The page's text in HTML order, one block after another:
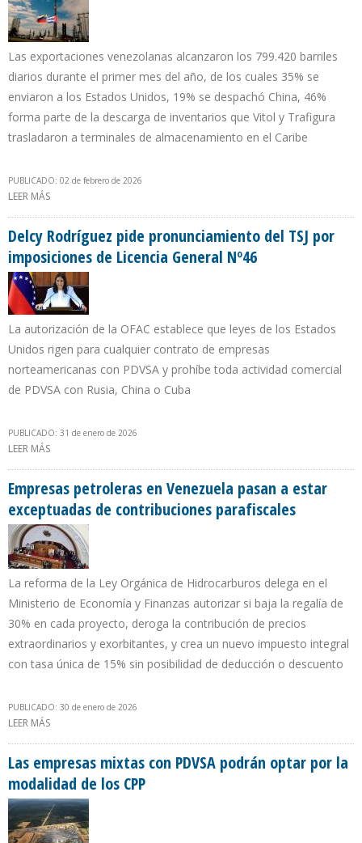
Las exportaciones venezolanas alcanzaron los 799.420 barriles
diarios durante el primer mes del año, de los cuales 35% se
enviaron a los Estados Unidos, 19% se despachó China, 46%
forma parte de la descarga de inventarios que Vitol y Trafigura
trasladaron a terminales de almacenamiento en el Caribe
PUBLICADO: 02 de febrero de 2026
LEER MÁS
2026
Delcy Rodríguez pide pronunciamiento del TSJ por
imposiciones de Licencia General Nº46
La autorización de la OFAC establece que leyes de los Estados
Unidos rigen para cualquier contrato de empresas
norteamericanas con PDVSA y prohíbe toda actividad comercial
de PDVSA con Rusia, China o Cuba
PUBLICADO: 31 de enero de 2026
LEER MÁS
Empresas petroleras en Venezuela pasan a estar
exceptuadas de contribuciones parafiscales
La reforma de la Ley Orgánica de Hidrocarburos delega en el
Ministerio de Economía y Finanzas autorizar si baja la regalía de
30% en cada proyecto, deroga la contribución de precios
extraordinarios y exorbitantes, y crea un nuevo impuesto integral
con tasa única de 15% sin posibilidad de deducción o descuento
PUBLICADO: 30 de enero de 2026
LEER MÁS
Las empresas mixtas con PDVSA podrán optar por la
modalidad de los CPP